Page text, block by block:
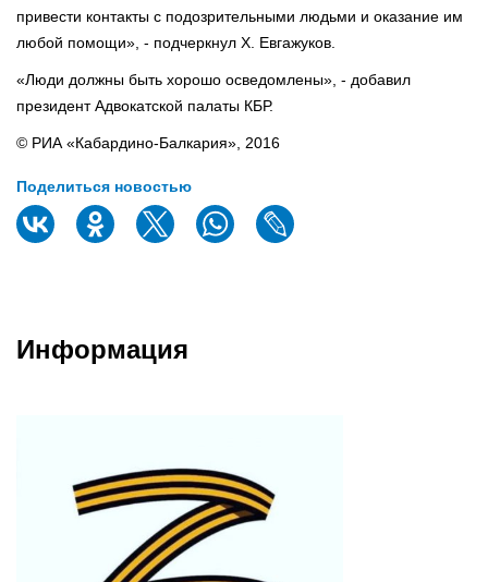
привести контакты с подозрительными людьми и оказание им
любой помощи», - подчеркнул Х. Евгажуков.
«Люди должны быть хорошо осведомлены», - добавил
президент Адвокатской палаты КБР.
© РИА «Кабардино-Балкария», 2016
Поделиться новостью
Информация